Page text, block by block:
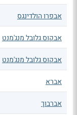
אבפרו הולדינגס
אבקוס גלובל מנג'מנט
אבקוס גלובל מנג'מנט
אברא
אברבוך